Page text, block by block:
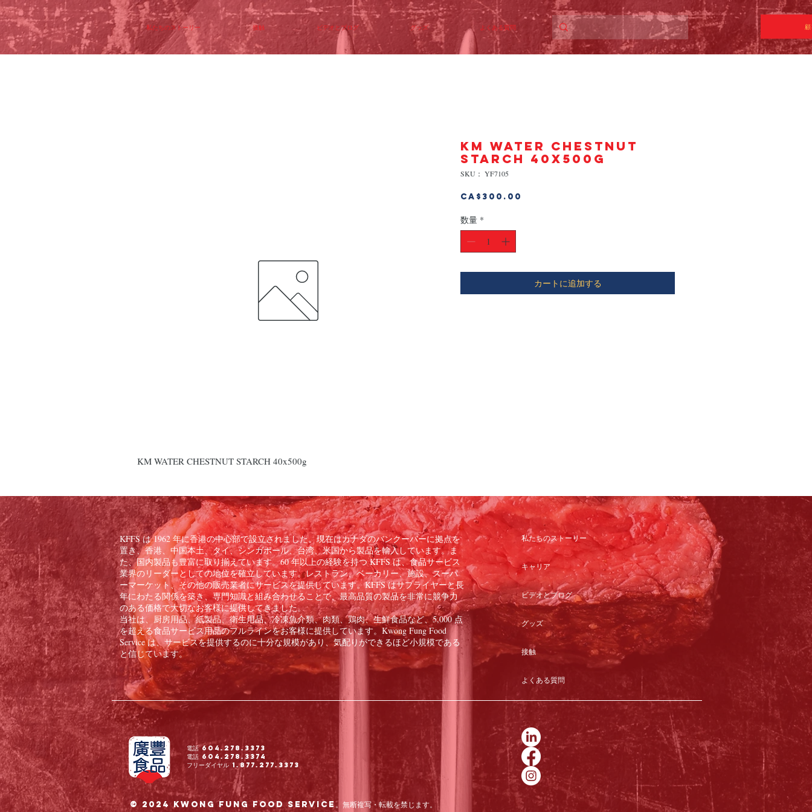
私たちのストーリー 接触 ビデオとブログ グッズ よくある質問
KM WATER CHESTNUT STARCH 40x500g
KM WATER CHESTNUT
STARCH 40x500g
SKU： YF7105
CA$300.00
数量 *
カートに追加する
KFFS は 1962 年に香港の中心部で設立されました。現在はカナダのバンクーバーに拠点を
置き、香港、中国本土、タイ、シンガポール、台湾、米国から製品を輸入しています。ま
た、国内製品も豊富に取り揃えています。60 年以上の経験を持つ KFFS は、食品サービス
業界のリーダーとしての地位を確立しています。レストラン、ベーカリー、施設、スーパ
ーマーケット、その他の販売業者にサービスを提供しています。KFFS はサプライヤーと長
年にわたる関係を築き、専門知識と組み合わせることで、最高品質の製品を非常に競争力
のある価格で大切なお客様に提供してきました。
当社は、厨房用品、紙製品、衛生用品、冷凍魚介類、肉類、鶏肉、生鮮食品など、5,000 点
を超える食品サービス用品のフルラインをお客様に提供しています。Kwong Fung Food
Service は、サービスを提供するのに十分な規模があり、気配りができるほど小規模である
と信じています。
私たちのストーリー
キャリア
ビデオとブログ
グッズ
接触
よくある質問
電話 604.278.3373
電話 604.278.3374
フリーダイヤル 1.877.277.3373
© 2024 Kwong Fung Food Service。無断複写・転載を禁じます。